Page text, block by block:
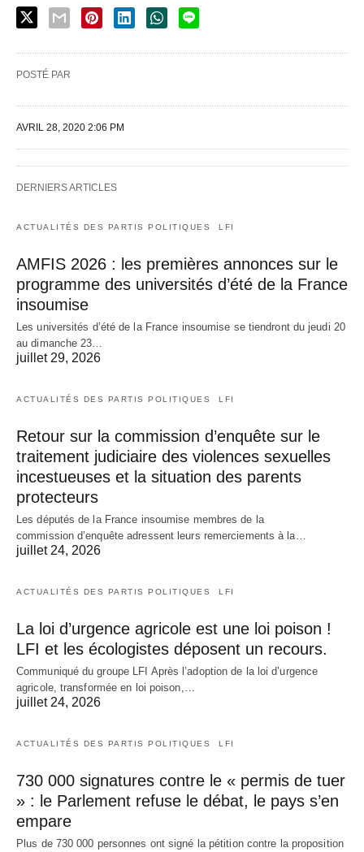
POSTÉ PAR
AVRIL 28, 2020 2:06 PM
DERNIERS ARTICLES
ACTUALITÉS DES PARTIS POLITIQUES LFI
AMFIS 2026 : les premières annonces sur le
programme des universités d’été de la France
insoumise
Les universités d’été de la France insoumise se tiendront du jeudi 20
au dimanche 23…
juillet 29, 2026
ACTUALITÉS DES PARTIS POLITIQUES LFI
Retour sur la commission d’enquête sur le
traitement judiciaire des violences sexuelles
incestueuses et la situation des parents
protecteurs
Les députés de la France insoumise membres de la
commission d’enquête adressent leurs remerciements à la…
juillet 24, 2026
ACTUALITÉS DES PARTIS POLITIQUES LFI
La loi d’urgence agricole est une loi poison !
LFI et les écologistes déposent un recours.
Communiqué du groupe LFI Après l’adoption de la loi d’urgence
agricole, transformée en loi poison,…
juillet 24, 2026
ACTUALITÉS DES PARTIS POLITIQUES LFI
730 000 signatures contre le « permis de tuer
» : le Parlement refuse le débat, le pays s’en
empare
Plus de 730 000 personnes ont signé la pétition contre la proposition